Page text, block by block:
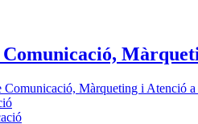
Comunicació,
Comunicació, Màrqueting i Atenció